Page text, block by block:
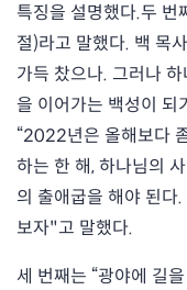
특징을 설명했다.두 번
절)라고 말했다. 백 목
가득 찼으나. 그러나
을 이어가는 백성이 되
“2022년은 올해보다
하는 한 해, 하나님의
의 출애굽을 해야 된다
보자"고 말했다.
세 번째는 “광야에 길